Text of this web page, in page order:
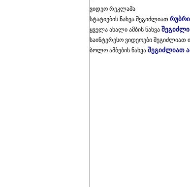
ვიდეო რეკლამა
სტატიების ნახვა შეგიძლიათ
ყველა ახალი ამბის ნახვა
საინტერესო ვიდეოები
ბოლო ამბების ნახვა შეგიძლიათ